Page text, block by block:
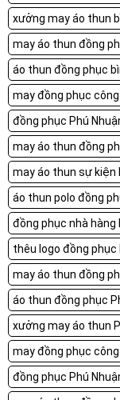
xưởng may áo thun
may áo thun đồng
áo thun đồng phục
may đồng phục
đồng phục Phú
may áo thun đồng
may áo thun sự kiện
áo thun polo đồng
đồng phục nhà hàng
thêu logo đồng phục
may áo thun đồng
áo thun đồng phục
xưởng may áo thun
may đồng phục
đồng phục Phú